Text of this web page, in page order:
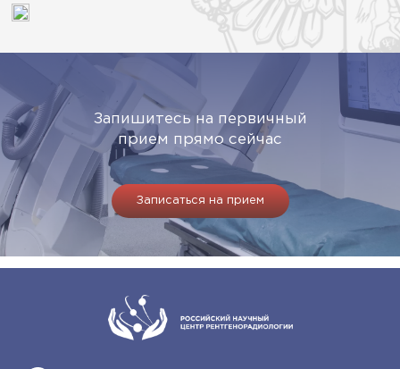
Запишитесь на первичный
прием прямо сейчас
Записаться на прием